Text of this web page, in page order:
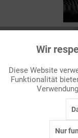
Passende Stichworte
Kinderseite,
z.B. Farbe-Grafik,
Funktionale
Marketing
Wir
Diese Website
Funktionalität
Nur